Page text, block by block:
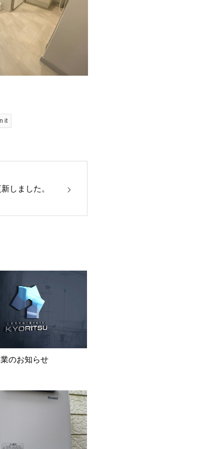
it
しました。
のお知らせ